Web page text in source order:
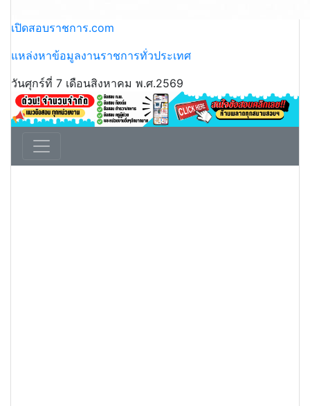
เปิดสอบราชการ.com
แหล่งหาข้อมูลงานราชการทั่วประเทศ
วันศุกร์ที่ 7 เดือนสิงหาคม พ.ศ.2569